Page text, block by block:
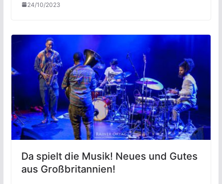
24/10/2023
Da spielt die Musik! Neues und Gutes
aus Großbritannien!